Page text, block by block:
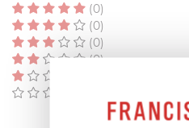
(0)
(0)
(0)
(0)